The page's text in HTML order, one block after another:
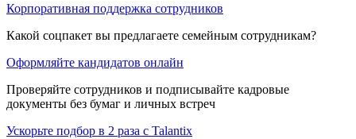
Корпоративная поддержка сотрудников
Какой соцпакет вы предлагаете семейным сотрудникам?
Оформляйте кандидатов онлайн
Проверяйте сотрудников и подписывайте кадровые
документы без бумаг и личных встреч
Ускорьте подбор в 2 раза с Talantix